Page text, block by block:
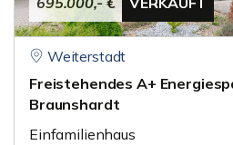
Weiterstadt
Freistehendes A+
Braunshardt
Einfamilienhaus